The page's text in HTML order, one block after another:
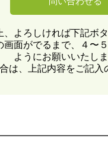
、よろしければ下記ボ
画面がでるまで、４〜
ようにお願いいたし
は、上記内容をご記